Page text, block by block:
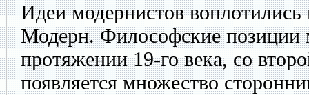
Идеи модернистов воплотились
Модерн. Философские позиции
протяжении 19-го века, со
появляется множество